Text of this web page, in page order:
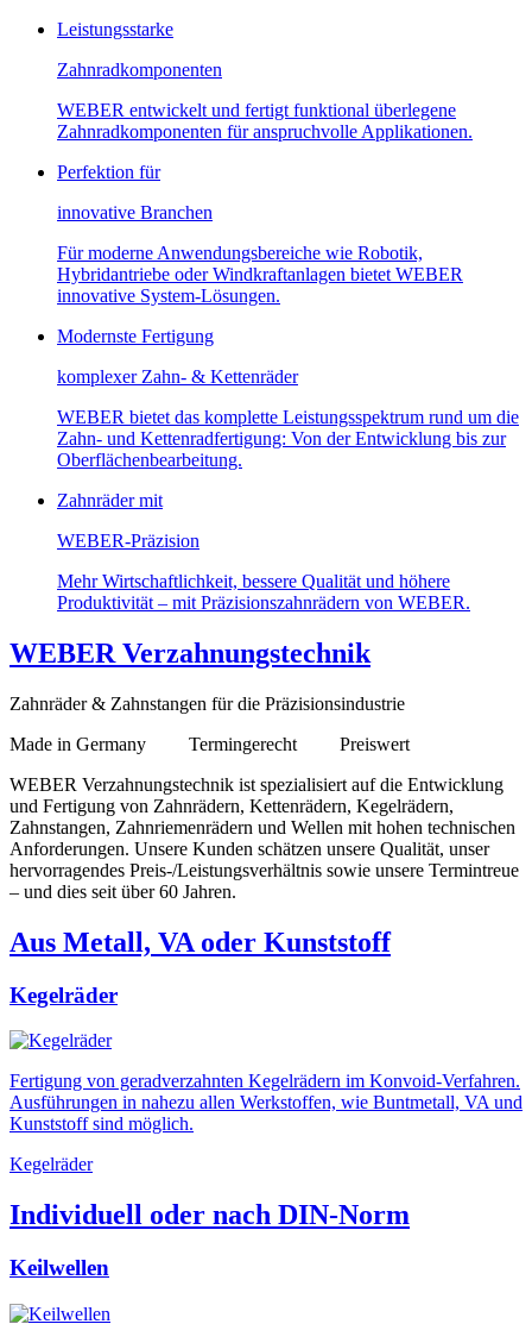
Leistungsstarke
Zahnradkomponenten
WEBER entwickelt und fertigt funktional überlegene
Zahnradkomponenten für anspruchvolle Applikationen.
Perfektion für
innovative Branchen
Für moderne Anwendungsbereiche wie Robotik,
Hybridantriebe oder Windkraftanlagen bietet WEBER
innovative System-Lösungen.
Modernste Fertigung
komplexer Zahn- & Kettenräder
WEBER bietet das komplette Leistungsspektrum rund um die
Zahn- und Kettenradfertigung: Von der Entwicklung bis zur
Oberflächenbearbeitung.
Zahnräder mit
WEBER-Präzision
Mehr Wirtschaftlichkeit, bessere Qualität und höhere
Produktivität – mit Präzisionszahnrädern von WEBER.
WEBER Verzahnungstechnik
Zahnräder & Zahnstangen für die Präzisionsindustrie
Made in Germany Termingerecht Preiswert
WEBER Verzahnungstechnik ist spezialisiert auf die Entwicklung
und Fertigung von Zahnrädern, Kettenrädern, Kegelrädern,
Zahnstangen, Zahnriemenrädern und Wellen mit hohen technischen
Anforderungen. Unsere Kunden schätzen unsere Qualität, unser
hervorragendes Preis-/Leistungsverhältnis sowie unsere Termintreue
– und dies seit über 60 Jahren.
Aus Metall, VA oder Kunststoff
Kegelräder
Fertigung von geradverzahnten Kegelrädern im Konvoid-Verfahren.
Ausführungen in nahezu allen Werkstoffen, wie Buntmetall, VA und
Kunststoff sind möglich.
Kegelräder
Individuell oder nach DIN-Norm
Keilwellen